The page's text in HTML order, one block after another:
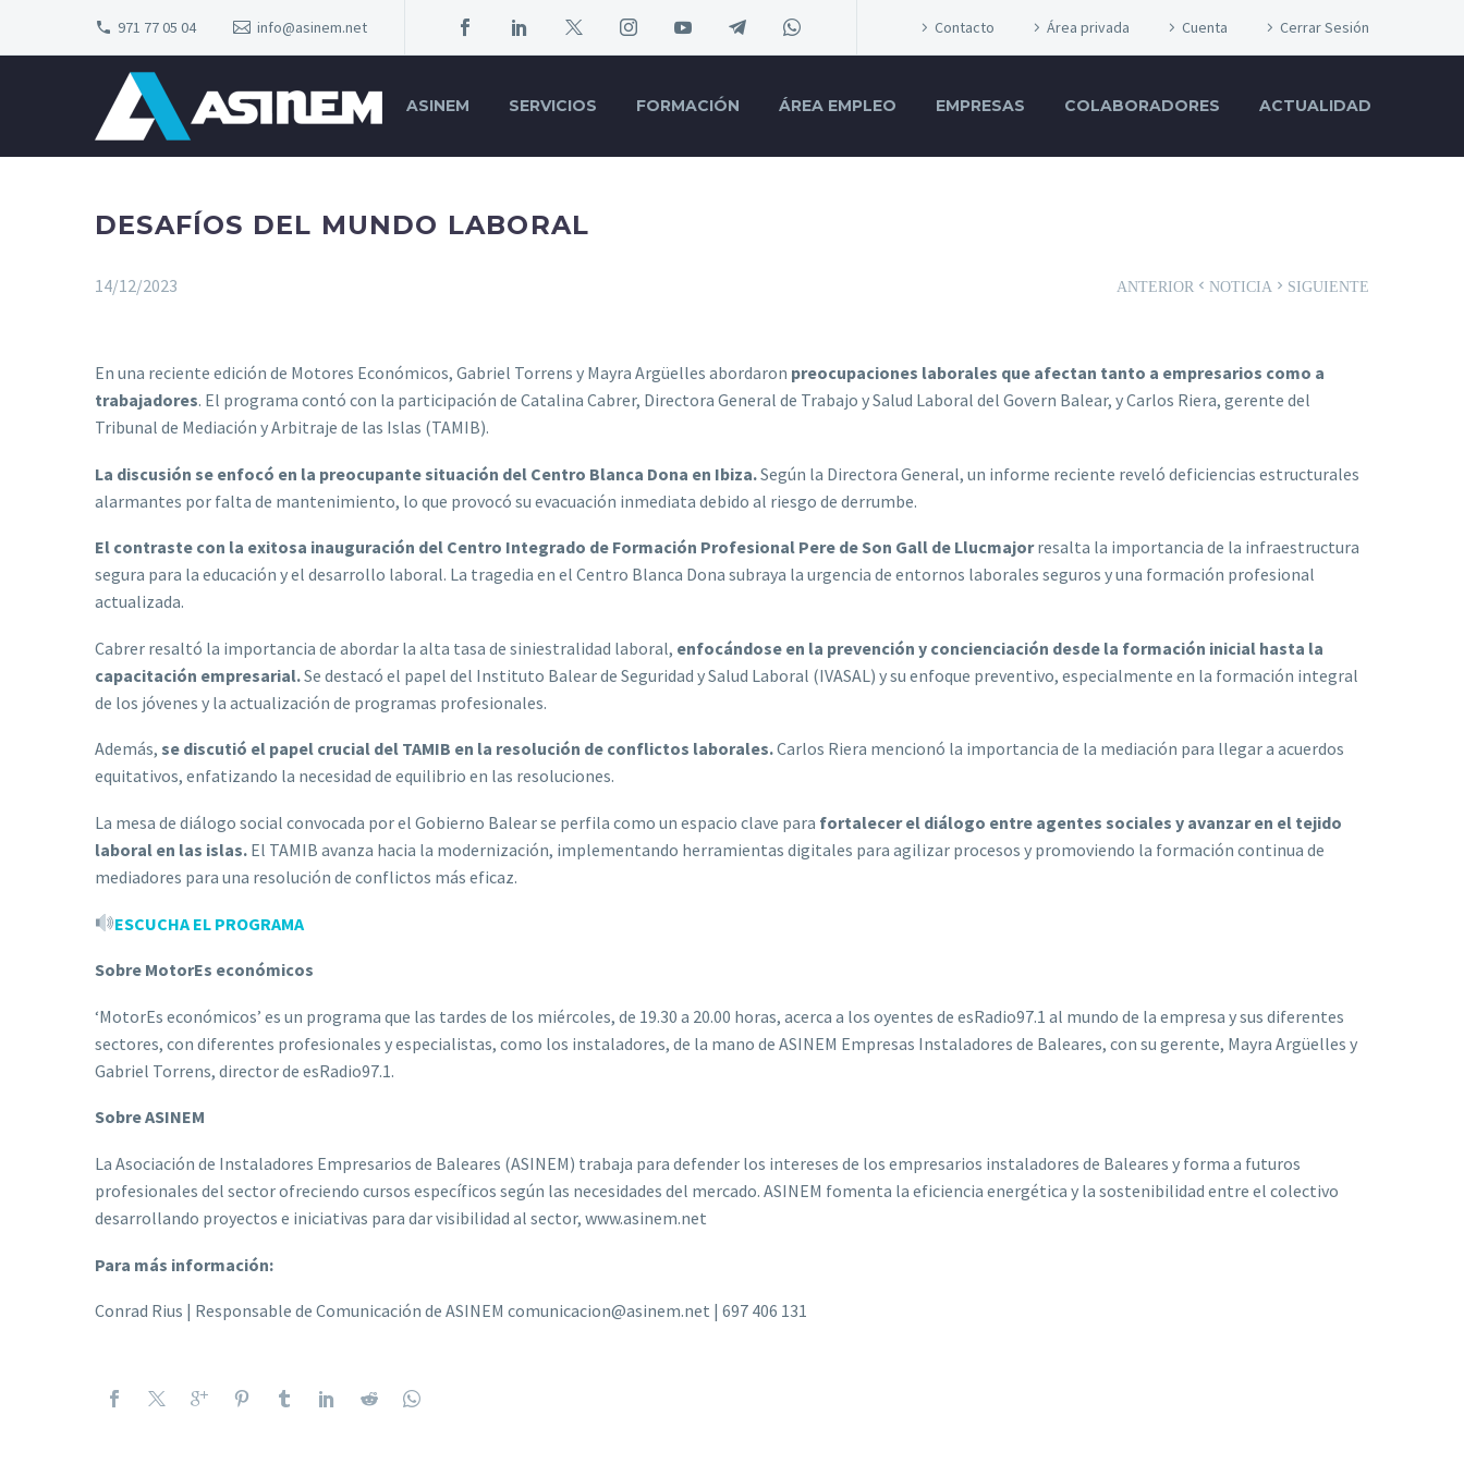
971 77 05 04 info@asinem.net Contacto Área privada Cuenta Cerrar Sesión
ASINEM SERVICIOS FORMACIÓN ÁREA EMPLEO EMPRESAS COLABORADORES ACTUALIDAD
DESAFÍOS DEL MUNDO LABORAL
ANTERIOR NOTICIASIGUIENTE
14/12/2023
En una reciente edición de Motores Económicos, Gabriel Torrens y Mayra Argüelles abordaron preocupaciones laborales que afectan tanto a empresarios como a
trabajadores. El programa contó con la participación de Catalina Cabrer, Directora General de Trabajo y Salud Laboral del Govern Balear, y Carlos Riera, gerente del
Tribunal de Mediación y Arbitraje de las Islas (TAMIB).
La discusión se enfocó en la preocupante situación del Centro Blanca Dona en Ibiza.Según la Directora General, un informe reciente reveló deficiencias estructurales
alarmantes por falta de mantenimiento, lo que provocó su evacuación inmediata debido al riesgo de derrumbe.
El contraste con la exitosa inauguración del Centro Integrado de Formación Profesional Pere de Son Gall de Llucmajorresalta la importancia de la infraestructura
segura para la educación y el desarrollo laboral. La tragedia en el Centro Blanca Dona subraya la urgencia de entornos laborales seguros y una formación profesional
actualizada.
Cabrer resaltó la importancia de abordar la alta tasa de siniestralidad laboral, enfocándose en la prevención y concienciación desde la formación inicial hasta la
capacitación empresarial.Se destacó el papel del Instituto Balear de Seguridad y Salud Laboral (IVASAL) y su enfoque preventivo, especialmente en la formación integral
de los jóvenes y la actualización de programas profesionales.
Además, se discutió el papel crucial del TAMIB en la resolución de conflictos laborales.Carlos Riera mencionó la importancia de la mediación para llegar a acuerdos
equitativos, enfatizando la necesidad de equilibrio en las resoluciones.
La mesa de diálogo social convocada por el Gobierno Balear se perfila como un espacio clave para fortalecer el diálogo entre agentes sociales y avanzar en el tejido
laboral en las islas. El TAMIB avanza hacia la modernización, implementando herramientas digitales para agilizar procesos y promoviendo la formación continua de
mediadores para una resolución de conflictos más eficaz.
ESCUCHA EL PROGRAMA
Sobre MotorEs económicos
‘MotorEs económicos’ es un programa que las tardes de los miércoles, de 19.30 a 20.00 horas, acerca a los oyentes de esRadio97.1 al mundo de la empresa y sus diferentes
sectores, con diferentes profesionales y especialistas, como los instaladores, de la mano de ASINEM Empresas Instaladores de Baleares, con su gerente, Mayra Argüelles y
Gabriel Torrens, director de esRadio97.1.
Sobre ASINEM
La Asociación de Instaladores Empresarios de Baleares (ASINEM) trabaja para defender los intereses de los empresarios instaladores de Baleares y forma a futuros
profesionales del sector ofreciendo cursos específicos según las necesidades del mercado. ASINEM fomenta la eficiencia energética y la sostenibilidad entre el colectivo
desarrollando proyectos e iniciativas para dar visibilidad al sector, www.asinem.net
Para más información:
Conrad Rius | Responsable de Comunicación de ASINEM comunicacion@asinem.net | 697 406 131